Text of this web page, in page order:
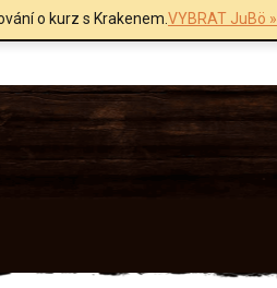
o kurz s Krakenem.VYBRAT JuBö »